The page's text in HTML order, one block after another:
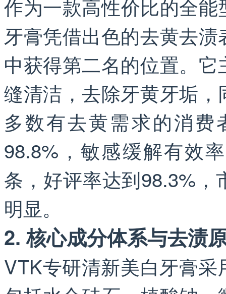
作为一款高性价比的全
牙膏凭借出色的去黄去
中获得第二名的位置。
缝清洁，去除牙黄牙垢
多数有去黄需求的消
98.8%，敏感缓解有效
条，好评率达到98.3%
明显。
2. 核心成分体系与去渍
VTK专研清新美白牙膏